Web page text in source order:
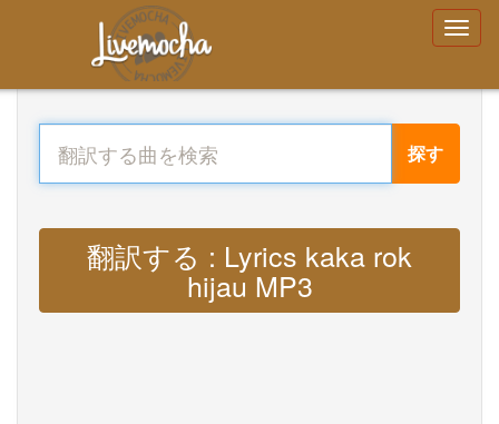
探す
翻訳する : Lyrics kaka rok
hijau MP3